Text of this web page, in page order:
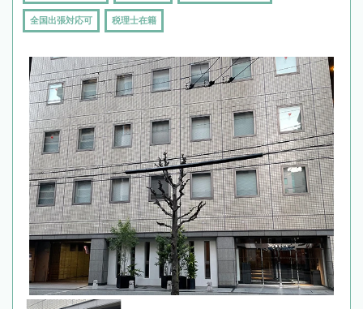
全国出張対応可 税理士在籍